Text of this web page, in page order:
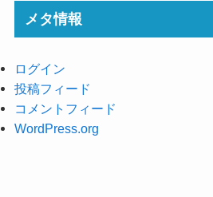
メタ情報
ログイン
投稿フィード
コメントフィード
WordPress.org